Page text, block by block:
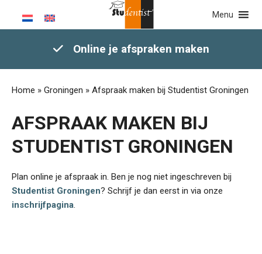
Menu
Online je afspraken maken
Home » Groningen » Afspraak maken bij Studentist Groningen
AFSPRAAK MAKEN BIJ
STUDENTIST GRONINGEN
Plan online je afspraak in. Ben je nog niet ingeschreven bij
Studentist Groningen? Schrijf je dan eerst in via onze
inschrijfpagina.